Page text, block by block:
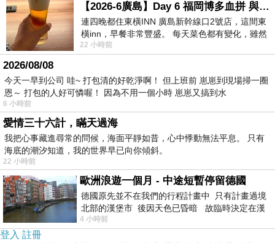
這次學潮引發社會階層、朝野政黨甚至政黨內部
的對立，升高到極點，各方互信蕩然無存。王金
平看似勸退學生有功，但留下的是個爛攤子，假
如學潮後仍延續對立氛圍，「各自表述」沒完沒
了，則就算學生退場，也不過是把戰場轉進立法
院而已。
太陽花學運看似逼馬政府退讓，但「人民占國
會」的惡例既開，日後不管哪個執政黨都隨時面
臨「群眾我最大」的挑戰，動不動會有人想「拆
政府，占國會」。這整個事件的「光榮」集中在
少數學生身上，收拾殘局的痛苦代價由社會承
【2026-6廣島】Day 6 福岡博多血拼 與機場接送少年司機深夜對談
連四晚都住東橫INN 廣島新幹線口2號店，這間東
橫inn，早餐非常豐盛。 每天菜色都有變化，雖然
看到工作人員拿出料理包加熱，但
22 小時前
2026/08/08
今天一早到公司 哇~ 打包清的好乾淨啊！ 但上班前 崽崽到現場掃一圈
恩～ 打包的人好可憐喔！ 因為不用一個小時 崽崽又搞到水
6 小時前
愛情三十六計，瞞天過海
我把心事藏進尋常的問候，海面平靜如昔，心中悸動無法平息。 只有
海底的潮汐知道，我的世界早已向你傾斜。
22 小時前
歐洲浪遊一個月 - 中途短暫停留德國
德國原先並不在我們的行程計畫中 只有計畫過境
北部的漢堡市 後因天色已昏暗 故臨時決定在漢
堡市吃晚餐和過夜
4 小時前
登入 註冊